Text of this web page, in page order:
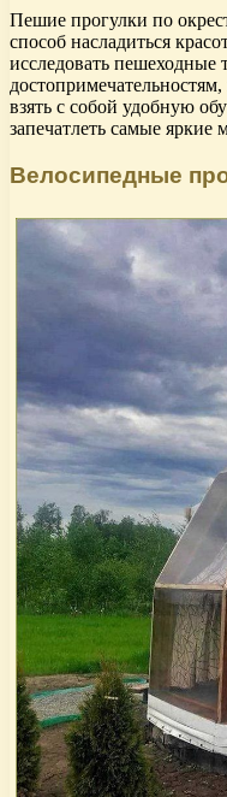
Пешие прогулки по
способ насладиться
исследовать
взять с собой удобную
запечатлеть самые яркие
Велосипедные